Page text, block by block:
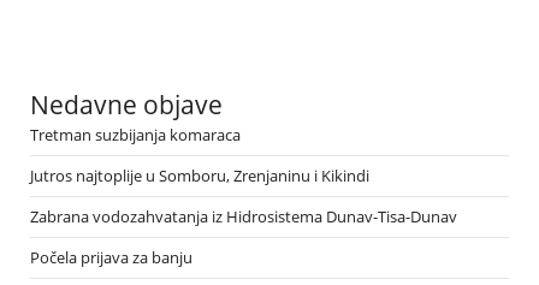
Nedavne objave
Tretman suzbijanja komaraca
Jutros najtoplije u Somboru, Zrenjaninu i Kikindi
Zabrana vodozahvatanja iz Hidrosistema Dunav-Tisa-Dunav
Počela prijava za banju